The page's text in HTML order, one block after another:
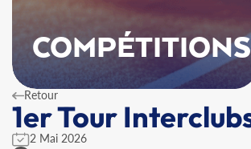
COMPÉTITIONS
Retour
1er Tour
2 Mai 2026